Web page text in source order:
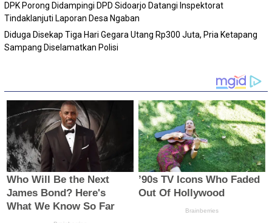
DPK Porong Didampingi DPD Sidoarjo Datangi Inspektorat
Tindaklanjuti Laporan Desa Ngaban
Diduga Disekap Tiga Hari Gegara Utang Rp300 Juta, Pria Ketapang
Sampang Diselamatkan Polisi